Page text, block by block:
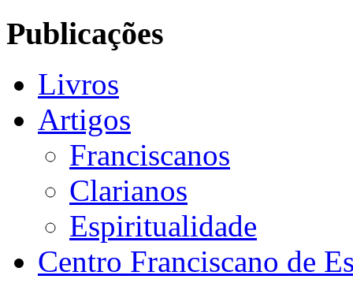
Publicações
Livros
Artigos
Franciscanos
Clarianos
Espiritualidade
Centro Franciscano de